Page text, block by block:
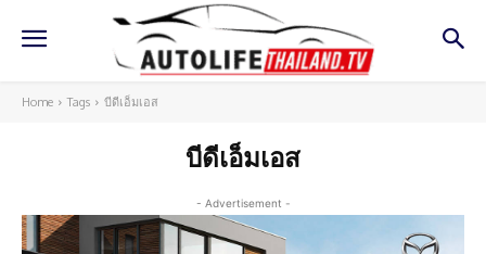
Home Tags บีดีเอ็มเอส
บีดีเอ็มเอส
- Advertisement -